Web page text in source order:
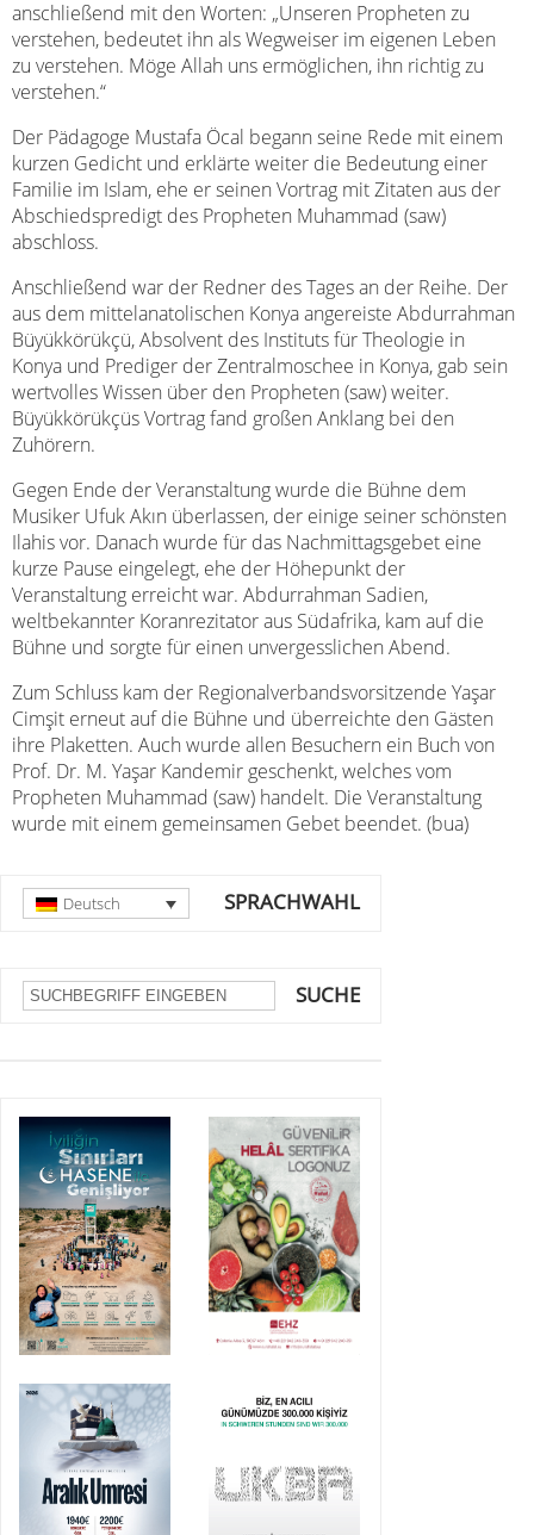
anschließend mit den Worten: „Unseren Propheten zu
verstehen, bedeutet ihn als Wegweiser im eigenen Leben
zu verstehen. Möge Allah uns ermöglichen, ihn richtig zu
verstehen.“
Der Pädagoge Mustafa Öcal begann seine Rede mit einem
kurzen Gedicht und erklärte weiter die Bedeutung einer
Familie im Islam, ehe er seinen Vortrag mit Zitaten aus der
Abschiedspredigt des Propheten Muhammad (saw)
abschloss.
Anschließend war der Redner des Tages an der Reihe. Der
aus dem mittelanatolischen Konya angereiste Abdurrahman
Büyükkörükçü, Absolvent des Instituts für Theologie in
Konya und Prediger der Zentralmoschee in Konya, gab sein
wertvolles Wissen über den Propheten (saw) weiter.
Büyükkörükçüs Vortrag fand großen Anklang bei den
Zuhörern.
Gegen Ende der Veranstaltung wurde die Bühne dem
Musiker Ufuk Akın überlassen, der einige seiner schönsten
Ilahis vor. Danach wurde für das Nachmittagsgebet eine
kurze Pause eingelegt, ehe der Höhepunkt der
Veranstaltung erreicht war. Abdurrahman Sadien,
weltbekannter Koranrezitator aus Südafrika, kam auf die
Bühne und sorgte für einen unvergesslichen Abend.
Zum Schluss kam der Regionalverbandsvorsitzende Yaşar
Cimşit erneut auf die Bühne und überreichte den Gästen
ihre Plaketten. Auch wurde allen Besuchern ein Buch von
Prof. Dr. M. Yaşar Kandemir geschenkt, welches vom
Propheten Muhammad (saw) handelt. Die Veranstaltung
wurde mit einem gemeinsamen Gebet beendet. (bua)
SPRACHWAHL
Deutsch
SUCHE